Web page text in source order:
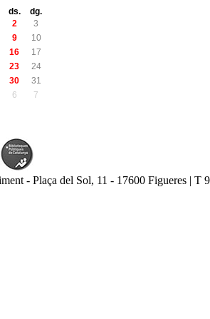
ds.
dg.
2
3
9
10
16
17
23
24
30
31
6 7
- Plaça del Sol, 11 - 17600 Figueres |